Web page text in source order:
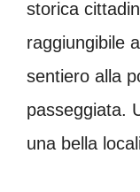
storica
raggiungibile
sentiero alla
passeggiata.
una bella